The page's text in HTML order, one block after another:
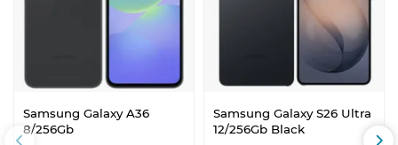
Samsung Galaxy A36
8/256Gb
Samsung Galaxy S26 Ultra
12/256Gb Black